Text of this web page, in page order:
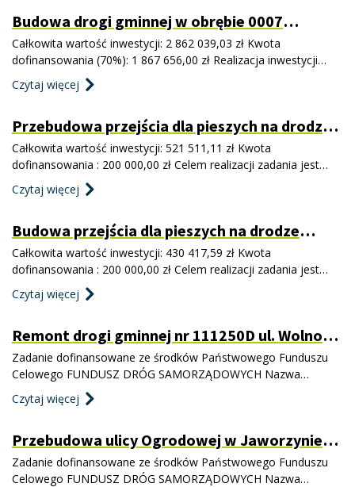
Zakres robót: - przygotowanie terenu pod
Budowa drogi gminnej w obrębie 0007
Pasieczna w gminie Jaworzyna Śląska
Całkowita wartość inwestycji: 2 862 039,03 zł Kwota
dofinansowania (70%): 1 867 656,00 zł Realizacja inwestycji
dotyczącej przebudowy drogi gminnej jest ważny elementem
rozwoju gospodarczego terenów inwestycyjnych w gminie
łącznej długości 621 mb. Zakres robót: - pr
Czytaj więcej
Przebudowa przejścia dla pieszych na drodze
gminnej nr 111250D na ul. Wolności w
Jaworzynie Śląskiej
Całkowita wartość inwestycji: 521 511,11 zł Kwota
dofinansowania : 200 000,00 zł Celem realizacji zadania jest
poprawa bezpieczeństwa ruchu drogowego, a w szczególności
ruchu pieszych, w obszarze wskazanego przejścia dla pieszych,
Wykonawcą została podpisana, prace zaplanowano do wyko
Czytaj więcej
Budowa przejścia dla pieszych na drodze
gminnej nr 111240D w obrębie skrzyżowania
ul. Towarowej w Jaworzynie Śląskiej
Całkowita wartość inwestycji: 430 417,59 zł Kwota
dofinansowania : 200 000,00 zł Celem realizacji zadania jest
poprawa bezpieczeństwa ruchu drogowego, a w szczególności
ruchu pieszych, w obszarze wskazanego przejścia dla pieszych,
Wykonawcą została podpisana, prace zaplanowano do wyko
Czytaj więcej
Remont drogi gminnej nr 111250D ul. Wolności
w Jaworzynie Śląskiej
Zadanie dofinansowane ze środków Państwowego Funduszu
Celowego FUNDUSZ DRÓG SAMORZĄDOWYCH Nazwa
Jaworzynie Śląskiej” Całkowita wartość inwestycji: 924 776,00 zł
przebudowy odcinek miał długość 5
Czytaj więcej
Przebudowa ulicy Ogrodowej w Jaworzynie
Śląskiej
Zadanie dofinansowane ze środków Państwowego Funduszu
Celowego FUNDUSZ DRÓG SAMORZĄDOWYCH Nazwa